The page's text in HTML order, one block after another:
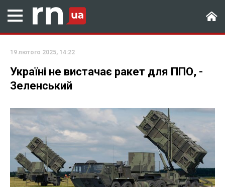
19 лютого 2025, 14:22
Україні не вистачає ракет для ППО, -
Зеленський